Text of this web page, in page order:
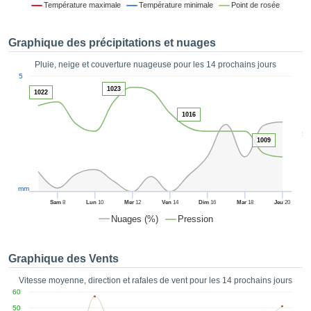
de
des
de très
ACCEPTER
Température maximale Température minimale Point de rosée
Graphique des précipitations et nuages
Pluie, neige et couverture nuageuse pour les 14 prochains jours
Nuages (%) Pression
50
Sam8 Lun 10 Mer12 Ven14 Dim 16 Mar18 Jeu 20
5
mm
1022 1023
1016
1009
Graphique des Vents
Vitesse moyenne, direction et rafales de vent pour les 14 prochains jours
50
60